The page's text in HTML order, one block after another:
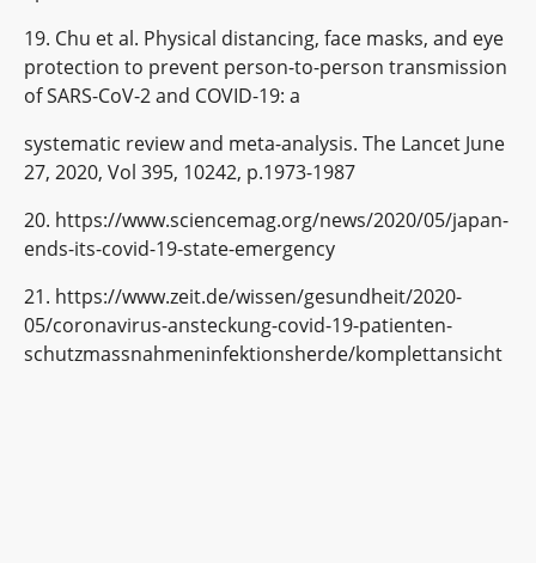
19. Chu et al. Physical distancing, face masks, and eye
protection to prevent person-to-person transmission
of SARS-CoV-2 and COVID-19: a
systematic review and meta-analysis. The Lancet June
27, 2020, Vol 395, 10242, p.1973-1987
20. https://www.sciencemag.org/news/2020/05/japan-
ends-its-covid-19-state-emergency
21. https://www.zeit.de/wissen/gesundheit/2020-
05/coronavirus-ansteckung-covid-19-patienten-
schutzmassnahmeninfektionsherde/komplettansicht